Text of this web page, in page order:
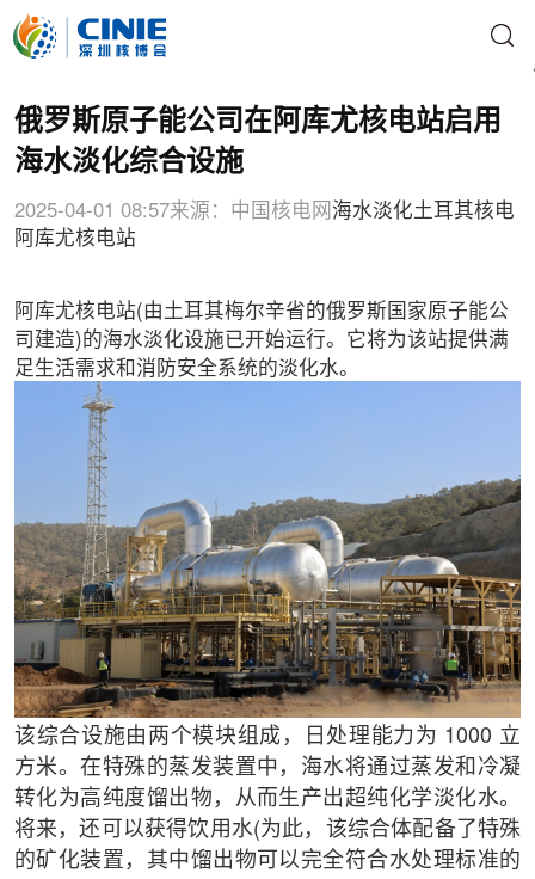
俄罗斯原子能公司在阿库尤核电站启用
海水淡化综合设施
2025-04-01 08:57来源：中国核电网 海水淡化土耳其核电
阿库尤核电站
阿库尤核电站(由土耳其梅尔辛省的俄罗斯国家原子能公
司建造)的海水淡化设施已开始运行。它将为该站提供满
足生活需求和消防安全系统的淡化水。
该综合设施由两个模块组成，日处理能力为 1000 立
方米。在特殊的蒸发装置中，海水将通过蒸发和冷凝
转化为高纯度馏出物，从而生产出超纯化学淡化水。
将来，还可以获得饮用水(为此，该综合体配备了特殊
的矿化装置，其中馏出物可以完全符合水处理标准的